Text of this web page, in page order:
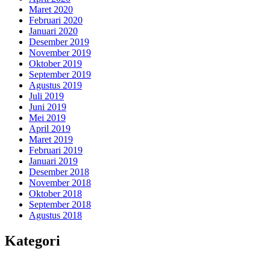
Maret 2020
Februari 2020
Januari 2020
Desember 2019
November 2019
Oktober 2019
September 2019
Agustus 2019
Juli 2019
Juni 2019
Mei 2019
April 2019
Maret 2019
Februari 2019
Januari 2019
Desember 2018
November 2018
Oktober 2018
September 2018
Agustus 2018
Kategori